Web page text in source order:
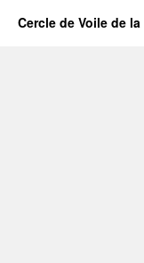
Cercle de Voile de la